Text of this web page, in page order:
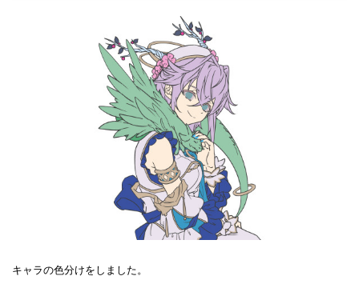
キャラの色分けをしました。